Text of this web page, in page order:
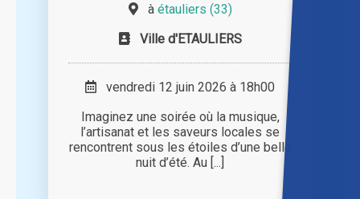
à étauliers (33)
Ville d'ETAULIERS
vendredi 12 juin 2026 à 18h00
Imaginez une soirée où la musique,
l’artisanat et les saveurs locales se
rencontrent sous les étoiles d’une belle
nuit d’été. Au [...]